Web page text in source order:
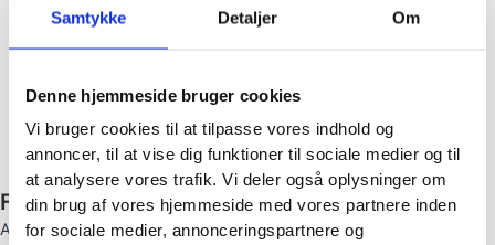
Samtykke Detaljer Om
Denne hjemmeside bruger cookies
Vi bruger cookies til at tilpasse vores indhold og
annoncer, til at vise dig funktioner til sociale medier og til
at analysere vores trafik. Vi deler også oplysninger om
din brug af vores hjemmeside med vores partnere inden
for sociale medier, annonceringspartnere og
Er du nysgerrig på mere, kan du følge caféen
PREVIOUS NEXT
Find opskrift via kategorier
ALLE OPSKRIFTER